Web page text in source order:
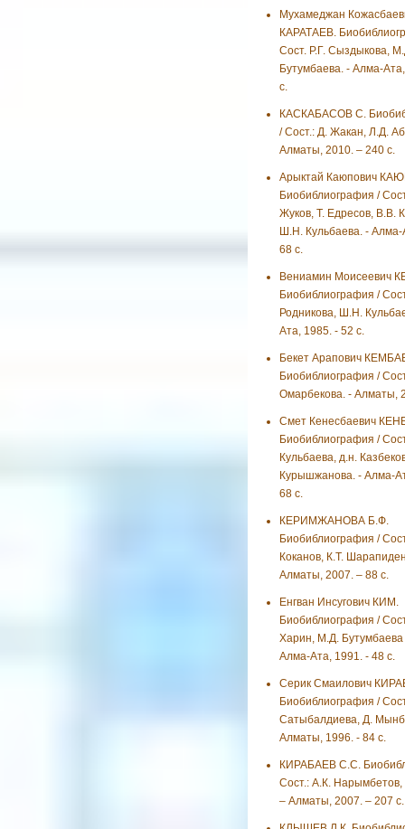
Мухамеджан
КАРАТАЕВ.
Сост. Р.Г. Сыздыкова,
Бутумбаева. - Алма-
с.
КАСКАБАСОВ С.
/ Сост.: Д. Жакан, Л.Д.
Алматы, 2010. – 240 с.
Арыктай Каюпович
Биобиблиография /
Жуков, Т. Едресов, В.В.
Ш.Н. Кульбаева. - Алма-
68 с.
Вениамин Моисеевич
Биобиблиография /
Родникова, Ш.Н.
Ата, 1985. - 52 с.
Бекет Арапович
Биобиблиография /
Омарбекова. - Алматы,
Смет Кенесбаевич
Биобиблиография /
Кульбаева, д.н.
Курышжанова. - Алма-
68 с.
КЕРИМЖАНОВА Б.Ф.
Биобиблиография /
Коканов, К.Т.
Алматы, 2007. – 88 с.
Енгван Инсугович КИМ.
Биобиблиография /
Харин, М.Д. Бутумбаева
Алма-Ата, 1991. - 48 с.
Серик Смаилович
Биобиблиография /
Сатыбалдиева, Д.
Алматы, 1996. - 84 с.
КИРАБАЕВ С.С.
Сост.: А.К.
– Алматы, 2007. – 207 с.